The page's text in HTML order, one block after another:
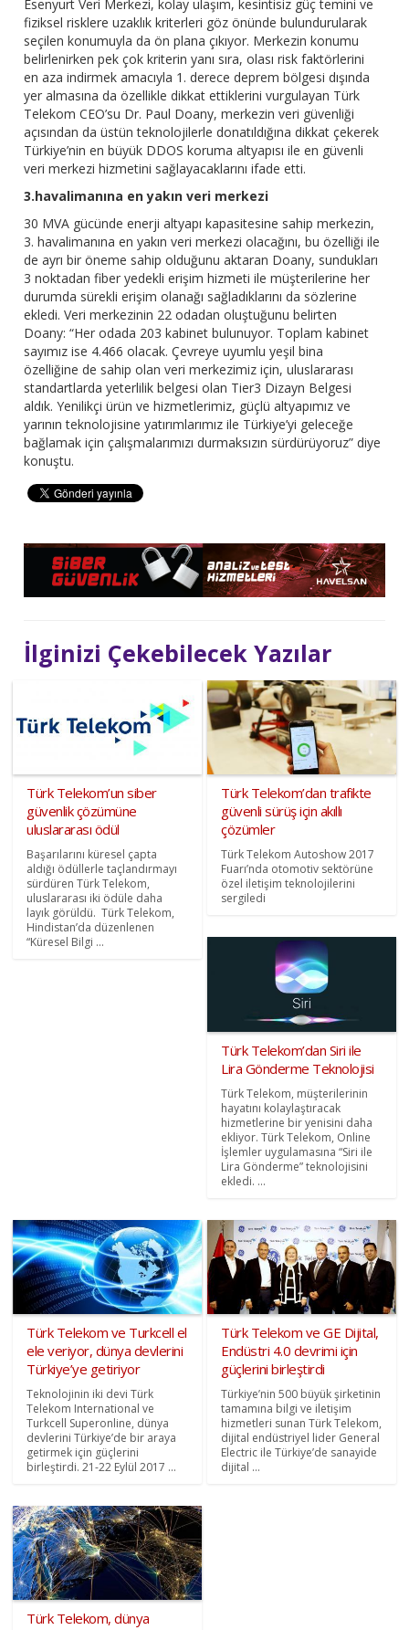
Esenyurt Veri Merkezi, kolay ulaşım, kesintisiz güç temini ve
fiziksel risklere uzaklık kriterleri göz önünde bulundurularak
seçilen konumuyla da ön plana çıkıyor. Merkezin konumu
belirlenirken pek çok kriterin yanı sıra, olası risk faktörlerini
en aza indirmek amacıyla 1. derece deprem bölgesi dışında
yer almasına da özellikle dikkat ettiklerini vurgulayan Türk
Telekom CEO’su Dr. Paul Doany, merkezin veri güvenliği
açısından da üstün teknolojilerle donatıldığına dikkat çekerek
Türkiye’nin en büyük DDOS koruma altyapısı ile en güvenli
veri merkezi hizmetini sağlayacaklarını ifade etti.
3.havalimanına en yakın veri merkezi
30 MVA gücünde enerji altyapı kapasitesine sahip merkezin,
3. havalimanına en yakın veri merkezi olacağını, bu özelliği ile
de ayrı bir öneme sahip olduğunu aktaran Doany, sundukları
3 noktadan fiber yedekli erişim hizmeti ile müşterilerine her
durumda sürekli erişim olanağı sağladıklarını da sözlerine
ekledi. Veri merkezinin 22 odadan oluştuğunu belirten
Doany: “Her odada 203 kabinet bulunuyor. Toplam kabinet
sayımız ise 4.466 olacak. Çevreye uyumlu yeşil bina
özelliğine de sahip olan veri merkezimiz için, uluslararası
standartlarda yeterlilik belgesi olan Tier3 Dizayn Belgesi
aldık. Yenilikçi ürün ve hizmetlerimiz, güçlü altyapımız ve
yarının teknolojisine yatırımlarımız ile Türkiye’yi geleceğe
bağlamak için çalışmalarımızı durmaksızın sürdürüyoruz” diye
konuştu.
İlginizi Çekebilecek Yazılar
Türk Telekom’un siber
güvenlik çözümüne
uluslararası ödül
Başarılarını küresel çapta
aldığı ödüllerle taçlandırmayı
sürdüren Türk Telekom,
uluslararası iki ödüle daha
layık görüldü. Türk Telekom,
Hindistan’da düzenlenen
“Küresel Bilgi ...
Türk Telekom’dan trafikte
güvenli sürüş için akıllı
çözümler
Türk Telekom Autoshow 2017
Fuarı’nda otomotiv sektörüne
özel iletişim teknolojilerini
sergiledi
Türk Telekom’dan Siri ile
Lira Gönderme Teknolojisi
Türk Telekom, müşterilerinin
hayatını kolaylaştıracak
hizmetlerine bir yenisini daha
ekliyor. Türk Telekom, Online
İşlemler uygulamasına “Siri ile
Lira Gönderme” teknolojisini
ekledi. ...
Türk Telekom ve Turkcell el
ele veriyor, dünya devlerini
Türkiye’ye getiriyor
Teknolojinin iki devi Türk
Telekom International ve
Turkcell Superonline, dünya
devlerini Türkiye’de bir araya
getirmek için güçlerini
birleştirdi. 21-22 Eylül 2017 ...
Türk Telekom ve GE Dijital,
Endüstri 4.0 devrimi için
güçlerini birleştirdi
Türkiye’nin 500 büyük şirketinin
tamamına bilgi ve iletişim
hizmetleri sunan Türk Telekom,
dijital endüstriyel lider General
Electric ile Türkiye’de sanayide
dijital ...
Türk Telekom, dünya